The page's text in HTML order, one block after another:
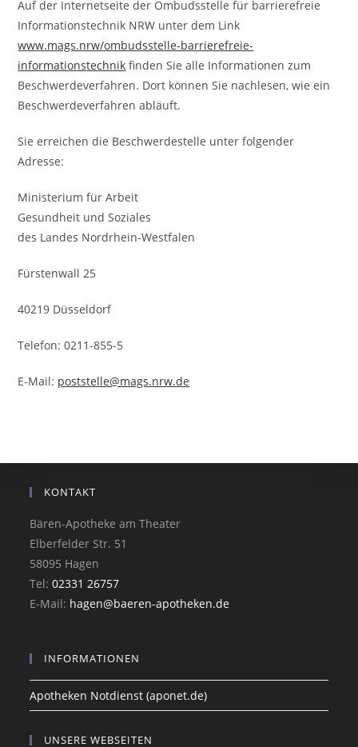
Auf der Internetseite der Ombudsstelle für barrierefreie
Informationstechnik NRW unter dem Link
www.mags.nrw/ombudsstelle-barrierefreie-
informationstechnik finden Sie alle Informationen zum
Beschwerdeverfahren. Dort können Sie nachlesen, wie ein
Beschwerdeverfahren abläuft.
Sie erreichen die Beschwerdestelle unter folgender
Adresse:
Ministerium für Arbeit
Gesundheit und Soziales
des Landes Nordrhein-Westfalen
Fürstenwall 25
40219 Düsseldorf
Telefon: 0211-855-5
E-Mail: poststelle@mags.nrw.de
KONTAKT
Bären-Apotheke am Theater
Elberfelder Str. 51
58095 Hagen
Tel:02331 26757
E-Mail: hagen@baeren-apotheken.de
INFORMATIONEN
Apotheken Notdienst (aponet.de)
UNSERE WEBSEITEN